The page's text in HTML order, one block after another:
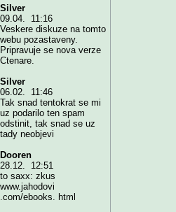
Silver
09.04. 11:16
Veskere diskuze na tomto
webu pozastaveny.
Pripravuje se nova verze
Ctenare.
Silver
06.02. 11:46
Tak snad tentokrat se mi
uz podarilo ten spam
odstinit, tak snad se uz
tady neobjevi
Dooren
28.12. 12:51
to saxx: zkus
www.jahodovi
.com/ebooks. html